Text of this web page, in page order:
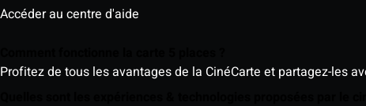
Accéder au centre d'aide
Profitez de tous les avantages de la CinéCarte et partagez-les